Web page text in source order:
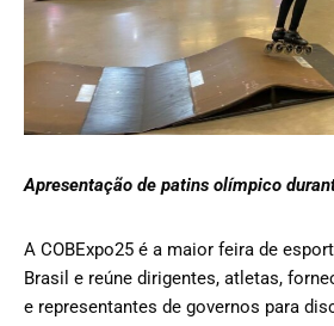
Apresentação de patins olímpico
A COBExpo25 é a maior feira de
Brasil e reúne dirigentes, atletas,
e representantes de governos para